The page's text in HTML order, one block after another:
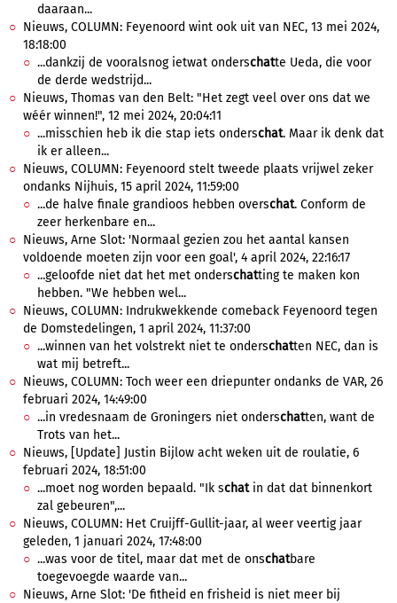
daaraan...
Nieuws, COLUMN: Feyenoord wint ook uit van NEC, 13 mei 2024,
18:18:00
...dankzij de vooralsnog ietwat onderschatte Ueda, die voor
de derde wedstrijd...
Nieuws, Thomas van den Belt: "Het zegt veel over ons dat we
wéér winnen!", 12 mei 2024, 20:04:11
...misschien heb ik die stap iets onderschat. Maar ik denk dat
ik er alleen...
Nieuws, COLUMN: Feyenoord stelt tweede plaats vrijwel zeker
ondanks Nijhuis, 15 april 2024, 11:59:00
...de halve finale grandioos hebben overschat. Conform de
zeer herkenbare en...
Nieuws, Arne Slot: 'Normaal gezien zou het aantal kansen
voldoende moeten zijn voor een goal', 4 april 2024, 22:16:17
...geloofde niet dat het met onderschatting te maken kon
hebben. "We hebben wel...
Nieuws, COLUMN: Indrukwekkende comeback Feyenoord tegen
de Domstedelingen, 1 april 2024, 11:37:00
...winnen van het volstrekt niet te onderschatten NEC, dan is
wat mij betreft...
Nieuws, COLUMN: Toch weer een driepunter ondanks de VAR, 26
februari 2024, 14:49:00
...in vredesnaam de Groningers niet onderschatten, want de
Trots van het...
Nieuws, [Update] Justin Bijlow acht weken uit de roulatie, 6
februari 2024, 18:51:00
...moet nog worden bepaald. "Ik schatin dat dat binnenkort
zal gebeuren",...
Nieuws, COLUMN: Het Cruijff-Gullit-jaar, al weer veertig jaar
geleden, 1 januari 2024, 17:48:00
...was voor de titel, maar dat met de onschatbare
toegevoegde waarde van...
Nieuws, Arne Slot: 'De fitheid en frisheid is niet meer bij